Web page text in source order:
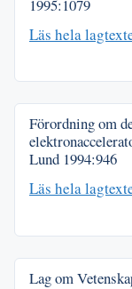
1995:1079
Läs hela
Förordning om
Lund 1994:946
Läs hela
Lag om